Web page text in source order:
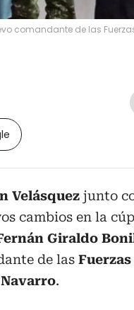
comandante de las
Velásquez junto
cambios en la
Giraldo
de las
.